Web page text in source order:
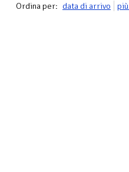
Ordina per: data di arrivo